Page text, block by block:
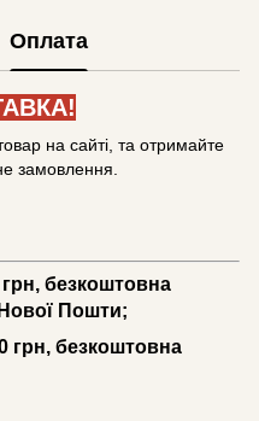
Оплата
на сайті, та отримайте
замовлення.
грн, безкоштовна
Пошти;
грн, безкоштовна